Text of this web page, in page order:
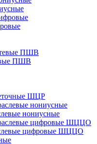
ПШВ
ШЦР
нониусные
цифровые ШЦЦО